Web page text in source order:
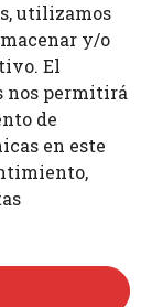
utilizamos
y/o
El
nos permitirá
de
en este